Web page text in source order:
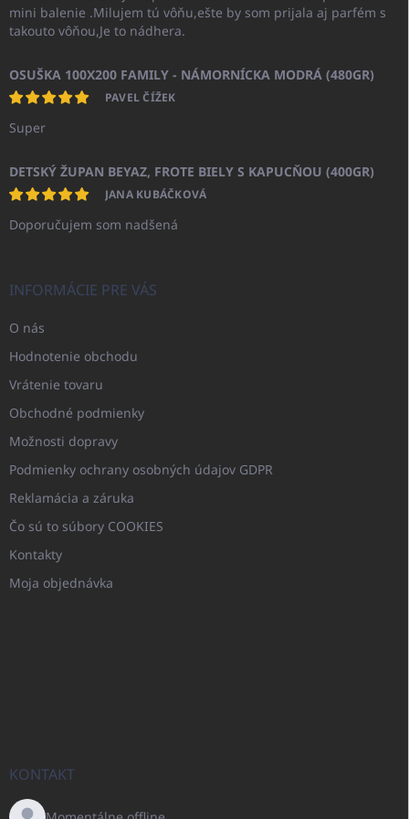
mini balenie .Milujem tú vôňu,ešte by som prijala aj parfém s
takouto vôňou,Je to nádhera.
OSUŠKA 100X200 FAMILY - NÁMORNÍCKA MODRÁ (480GR)
PAVEL ČÍŽEK
Super
DETSKÝ ŽUPAN BEYAZ, FROTE BIELY S KAPUCŇOU (400GR)
JANA KUBÁČKOVÁ
Doporučujem som nadšená
INFORMÁCIE PRE VÁS
O nás
Hodnotenie obchodu
Vrátenie tovaru
Obchodné podmienky
Možnosti dopravy
Podmienky ochrany osobných údajov GDPR
Reklamácia a záruka
Čo sú to súbory COOKIES
Kontakty
Moja objednávka
KONTAKT